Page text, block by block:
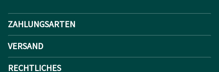
ZAHLUNGSARTEN
VERSAND
RECHTLICHES